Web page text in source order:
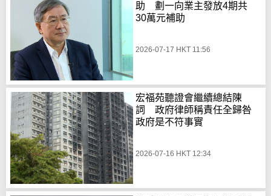
助 劃一向業主發放4期共
30萬元補助
2026-07-17 HKT 11:56
宏福苑聽證會繼續總結陳
詞 政府律師稱責任全歸咎
政府是不符事實
2026-07-16 HKT 12:34